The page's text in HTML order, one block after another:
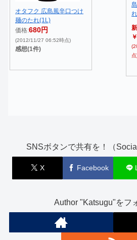
オタフク 広島風辛口つけ
麺のたれ(1L)
価格:680円
(2012/11/27 06:52時点)
感想(1件)
SNSボタンで共有を！（
X Facebook
Author "Katsugu"をフ